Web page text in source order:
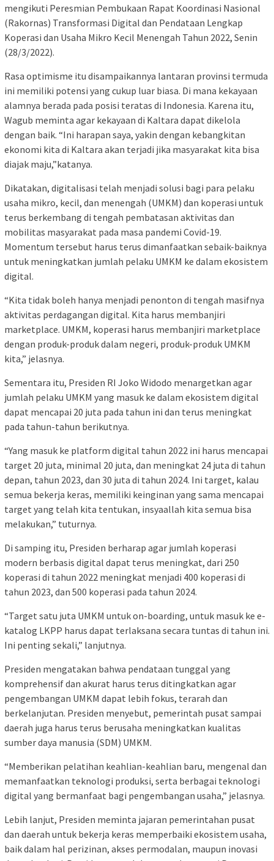
mengikuti Peresmian Pembukaan Rapat Koordinasi Nasional
(Rakornas) Transformasi Digital dan Pendataan Lengkap
Koperasi dan Usaha Mikro Kecil Menengah Tahun 2022, Senin
(28/3/2022).
Rasa optimisme itu disampaikannya lantaran provinsi termuda
ini memiliki potensi yang cukup luar biasa. Di mana kekayaan
alamnya berada pada posisi teratas di Indonesia. Karena itu,
Wagub meminta agar kekayaan di Kaltara dapat dikelola
dengan baik. “Ini harapan saya, yakin dengan kebangkitan
ekonomi kita di Kaltara akan terjadi jika masyarakat kita bisa
diajak maju,”katanya.
Dikatakan, digitalisasi telah menjadi solusi bagi para pelaku
usaha mikro, kecil, dan menengah (UMKM) dan koperasi untuk
terus berkembang di tengah pembatasan aktivitas dan
mobilitas masyarakat pada masa pandemi Covid-19.
Momentum tersebut harus terus dimanfaatkan sebaik-baiknya
untuk meningkatkan jumlah pelaku UMKM ke dalam ekosistem
digital.
“Kita tidak boleh hanya menjadi penonton di tengah masifnya
aktivitas perdagangan digital. Kita harus membanjiri
marketplace. UMKM, koperasi harus membanjiri marketplace
dengan produk-produk dalam negeri, produk-produk UMKM
kita,” jelasnya.
Sementara itu, Presiden RI Joko Widodo menargetkan agar
jumlah pelaku UMKM yang masuk ke dalam ekosistem digital
dapat mencapai 20 juta pada tahun ini dan terus meningkat
pada tahun-tahun berikutnya.
“Yang masuk ke platform digital tahun 2022 ini harus mencapai
target 20 juta, minimal 20 juta, dan meningkat 24 juta di tahun
depan, tahun 2023, dan 30 juta di tahun 2024. Ini target, kalau
semua bekerja keras, memiliki keinginan yang sama mencapai
target yang telah kita tentukan, insyaallah kita semua bisa
melakukan,” tuturnya.
Di samping itu, Presiden berharap agar jumlah koperasi
modern berbasis digital dapat terus meningkat, dari 250
koperasi di tahun 2022 meningkat menjadi 400 koperasi di
tahun 2023, dan 500 koperasi pada tahun 2024.
“Target satu juta UMKM untuk on-boarding, untuk masuk ke e-
katalog LKPP harus dapat terlaksana secara tuntas di tahun ini.
Ini penting sekali,” lanjutnya.
Presiden mengatakan bahwa pendataan tunggal yang
komprehensif dan akurat harus terus ditingkatkan agar
pengembangan UMKM dapat lebih fokus, terarah dan
berkelanjutan. Presiden menyebut, pemerintah pusat sampai
daerah juga harus terus berusaha meningkatkan kualitas
sumber daya manusia (SDM) UMKM.
“Memberikan pelatihan keahlian-keahlian baru, mengenal dan
memanfaatkan teknologi produksi, serta berbagai teknologi
digital yang bermanfaat bagi pengembangan usaha,” jelasnya.
Lebih lanjut, Presiden meminta jajaran pemerintahan pusat
dan daerah untuk bekerja keras memperbaiki ekosistem usaha,
baik dalam hal perizinan, akses permodalan, maupun inovasi